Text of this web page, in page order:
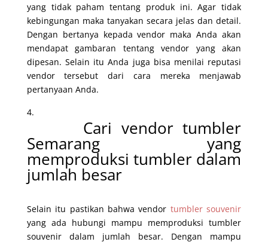
yang tidak paham tentang produk ini. Agar tidak
kebingungan maka tanyakan secara jelas dan detail.
Dengan bertanya kepada vendor maka Anda akan
mendapat gambaran tentang vendor yang akan
dipesan. Selain itu Anda juga bisa menilai reputasi
vendor tersebut dari cara mereka menjawab
pertanyaan Anda.
Cari vendor tumbler
Semarang yang
memproduksi tumbler dalam
jumlah besar
Selain itu pastikan bahwa vendor tumbler souvenir
yang ada hubungi mampu memproduksi tumbler
souvenir dalam jumlah besar. Dengan mampu